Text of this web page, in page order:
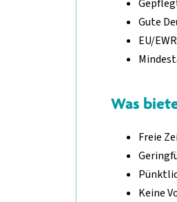
Gute
EU/
Was
Freie
Keine